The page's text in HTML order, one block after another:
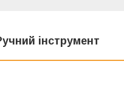
інструмент